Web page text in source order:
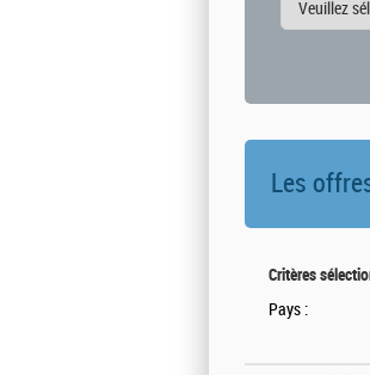
Les
Critères
Pays :